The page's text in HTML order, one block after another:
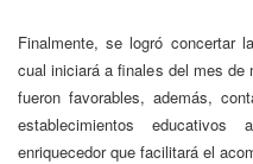
Finalmente, se logró concertar
cual iniciará a finales del mes
fueron favorables, además,
establecimientos
enriquecedor que facilitará el